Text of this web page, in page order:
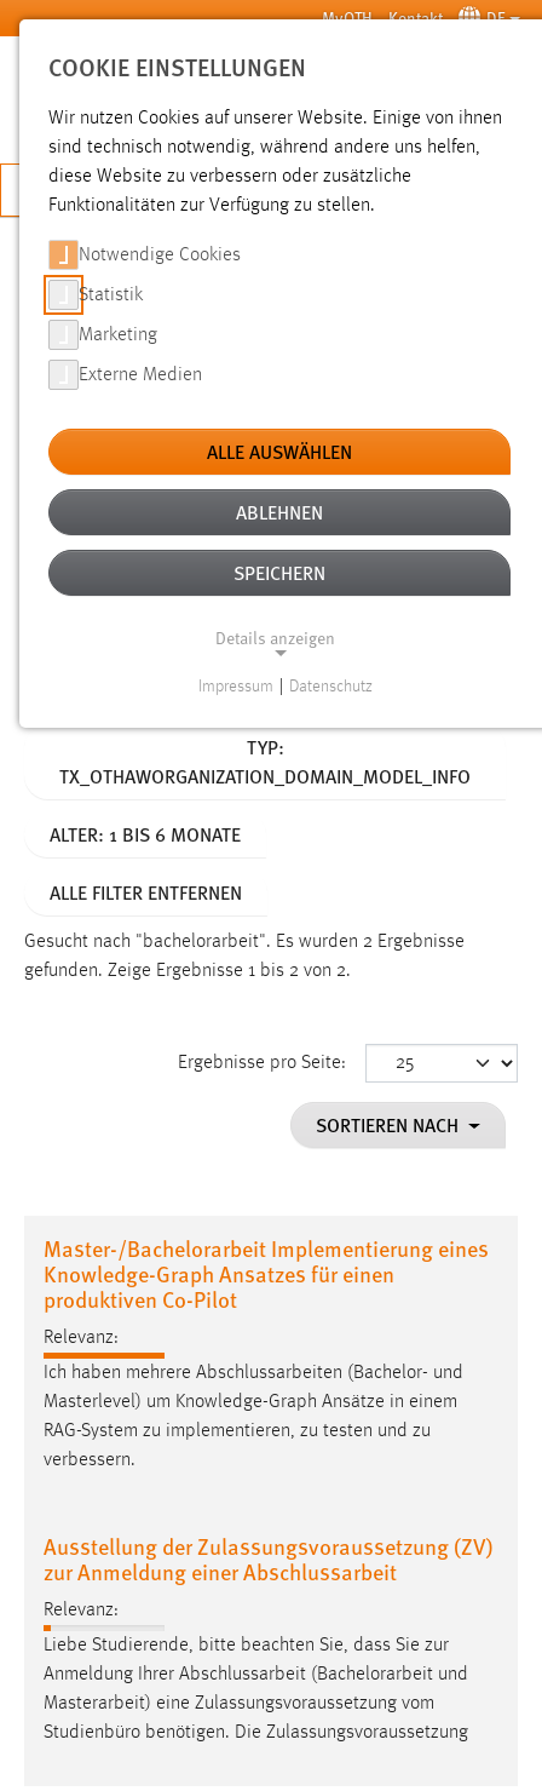
Zum Hauptinhalt springen MyOTH Kontakt DE
SUCHE
JETZT BEWERBEN
SUCHE
FILTER
Typ
Erstellungsdatum
Alter
TYP:
TX_OTHAWORGANIZATION_DOMAIN_MODEL_INFO
ALTER: 1 BIS 6 MONATE
ALLE FILTER ENTFERNEN
Gesucht nach "bachelorarbeit". Es wurden 2 Ergebnisse
gefunden. Zeige Ergebnisse 1 bis 2 von 2.
Ergebnisse pro Seite:
SORTIEREN NACH
Master-/Bachelorarbeit Implementierung eines
Knowledge-Graph Ansatzes für einen
produktiven Co-Pilot
Relevanz:
Ich haben mehrere Abschlussarbeiten (Bachelor- und
Masterlevel) um Knowledge-Graph Ansätze in einem
RAG-System zu implementieren, zu testen und zu
verbessern.
Ausstellung der Zulassungsvoraussetzung (ZV)
zur Anmeldung einer Abschlussarbeit
Relevanz:
Liebe Studierende, bitte beachten Sie, dass Sie zur
Anmeldung Ihrer Abschlussarbeit (Bachelorarbeit und
Masterarbeit) eine Zulassungsvoraussetzung vom
Studienbüro benötigen. Die Zulassungsvoraussetzung
COOKIE EINSTELLUNGEN
Wir nutzen Cookies auf unserer Website. Einige von ihnen
sind technisch notwendig, während andere uns helfen,
diese Website zu verbessern oder zusätzliche
Funktionalitäten zur Verfügung zu stellen.
Notwendige Cookies
Statistik
Marketing
Externe Medien
ALLE AUSWÄHLEN
ABLEHNEN
SPEICHERN
Details anzeigen
Notwendige Cookies ermöglichen grundlegende
Funktionen und sind für die einwandfreie Funktion der
cookie_consent
Zweck:
Cookie Laufzeit:
staticfilecache
Zweck:
gespeichert, ob man eingeloggt ist.
Sprachpräferenz
Name:
Zweck:
Das Cookie speichert die gewählte Sprache der Website.
Cookie Laufzeit:
30 Tage
Chat
Impressum Datenschutz